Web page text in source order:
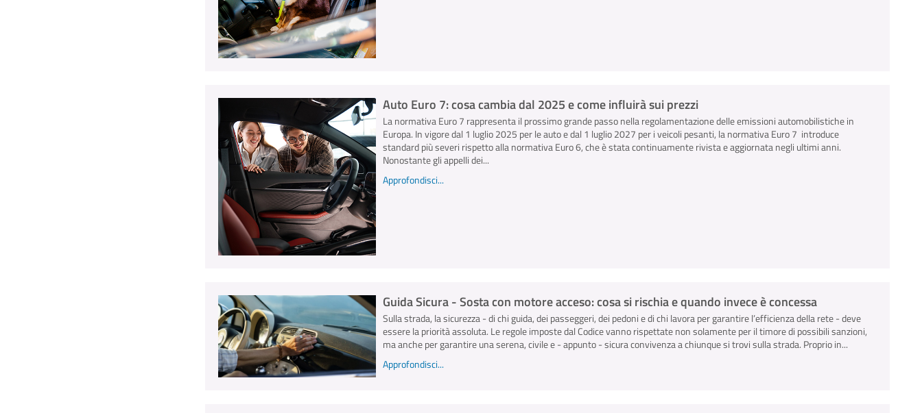
Auto Euro 7: cosa cambia dal 2025 e come influirà sui prezzi
La normativa Euro 7 rappresenta il prossimo grande passo nella regolamentazione delle emissioni automobilistiche in
Europa. In vigore dal 1 luglio 2025 per le auto e dal 1 luglio 2027 per i veicoli pesanti, la normativa Euro 7 introduce
standard più severi rispetto alla normativa Euro 6, che è stata continuamente rivista e aggiornata negli ultimi anni.
Nonostante gli appelli dei...
Approfondisci...
Guida Sicura - Sosta con motore acceso: cosa si rischia e quando invece è concessa
Sulla strada, la sicurezza - di chi guida, dei passeggeri, dei pedoni e di chi lavora per garantire l’efficienza della rete - deve
essere la priorità assoluta. Le regole imposte dal Codice vanno rispettate non solamente per il timore di possibili sanzioni,
ma anche per garantire una serena, civile e - appunto - sicura convivenza a chiunque si trovi sulla strada. Proprio in...
Approfondisci...